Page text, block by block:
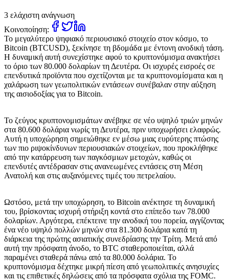
3 ελάχιστη ανάγνωση
Κοινοποίηση:
Το μεγαλύτερο ψηφιακό περιουσιακό στοιχείο στον κόσμο, το
Bitcoin (BTCUSD), ξεκίνησε τη βδομάδα με έντονη ανοδική τάση.
Η δυναμική αυτή συνεχίστηκε αφού το κρυπτονόμισμα ανακτήσει
το όριο των 80.000 δολαρίων τη Δευτέρα. Οι ισχυρές εισροές σε
επενδυτικά προϊόντα που σχετίζονται με τα κρυπτονομίσματα και η
χαλάρωση των γεωπολιτικών εντάσεων συνέβαλαν στην αύξηση
της αισιοδοξίας για το Bitcoin.
Το ζεύγος κρυπτονομισμάτων ανέβηκε σε νέο υψηλό τριών μηνών
στα 80.600 δολάρια νωρίς τη Δευτέρα, πριν υποχωρήσει ελαφρώς.
Αυτή η υποχώρηση σημειώθηκε εν μέσω μιας ευρύτερης πτώσης
των πιο ριψοκίνδυνων περιουσιακών στοιχείων, που προκλήθηκε
από την κατάρρευση των παγκόσμιων μετοχών, καθώς οι
επενδυτές αντέδρασαν στις ανανεωμένες εντάσεις στη Μέση
Ανατολή και στις αυξανόμενες τιμές του πετρελαίου.
Ωστόσο, μετά την υποχώρηση, το Bitcoin ανέκτησε τη δυναμική
του, βρίσκοντας ισχυρή στήριξη κοντά στο επίπεδο των 78.000
δολαρίων. Αργότερα, επέκτεινε την ανοδική του πορεία, αγγίζοντας
ένα νέο υψηλό πολλών μηνών στα 81.300 δολάρια κατά τη
διάρκεια της πρώτης ασιατικής συνεδρίασης την Τρίτη. Μετά από
αυτή την πρόσφατη άνοδο, το BTC σταθεροποιείται, αλλά
παραμένει σταθερά πάνω από τα 80.000 δολάρια. Το
κρυπτονόμισμα δέχτηκε μικρή πίεση από γεωπολιτικές ανησυχίες
και τις επιθετικές δηλώσεις από τα πρόσφατα σχόλια της FOMC.